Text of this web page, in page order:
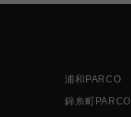
浦和PARCO
錦糸町PARCO